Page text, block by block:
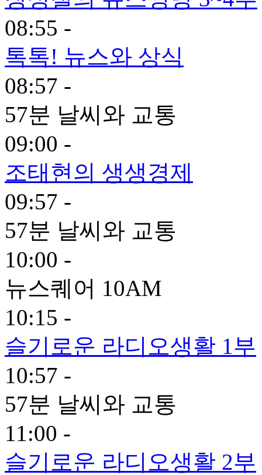
08:55 -
톡톡! 뉴스와 상식
08:57 -
57분 날씨와 교통
09:00 -
조태현의 생생경제
09:57 -
57분 날씨와 교통
10:00 -
뉴스퀘어 10AM
10:15 -
슬기로운 라디오생활 1부
10:57 -
57분 날씨와 교통
11:00 -
슬기로운 라디오생활 2부